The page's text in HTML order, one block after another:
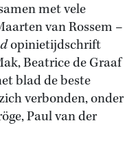
met vele
van Rossem –
opinietijdschrift
Beatrice de Graaf
blad de beste
verbonden, onder
Paul van der